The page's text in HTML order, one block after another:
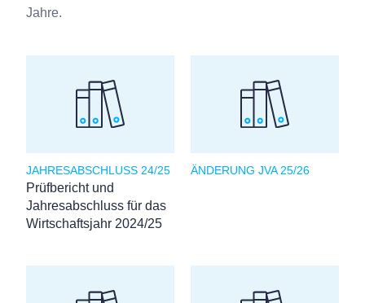
Jahre.
JAHRESABSCHLUSS 24/25
Prüfbericht und
Jahresabschluss für das
Wirtschaftsjahr 2024/25
ÄNDERUNG JVA 25/26